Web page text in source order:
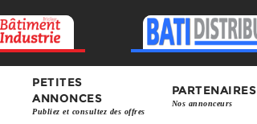
PETITES
ANNONCES
Publiez et consultez des offres
PARTENAIRES
Nos annonceurs